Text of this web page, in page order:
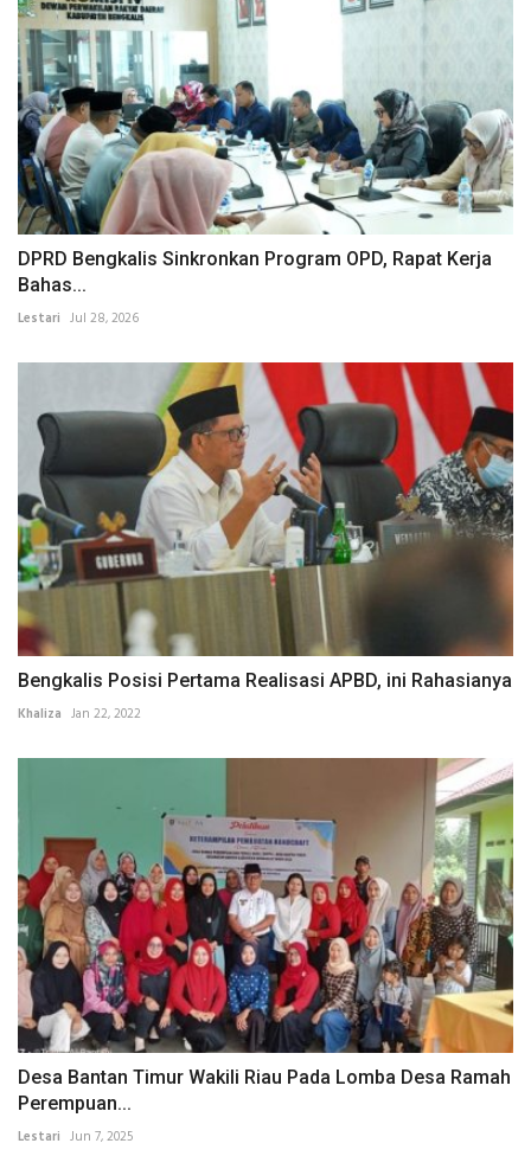
DPRD Bengkalis Sinkronkan Program OPD, Rapat Kerja
Bahas...
Lestari Jul 28, 2026
Bengkalis Posisi Pertama Realisasi APBD, ini Rahasianya
Khaliza Jan 22, 2022
Desa Bantan Timur Wakili Riau Pada Lomba Desa Ramah
Perempuan...
Lestari Jun 7, 2025